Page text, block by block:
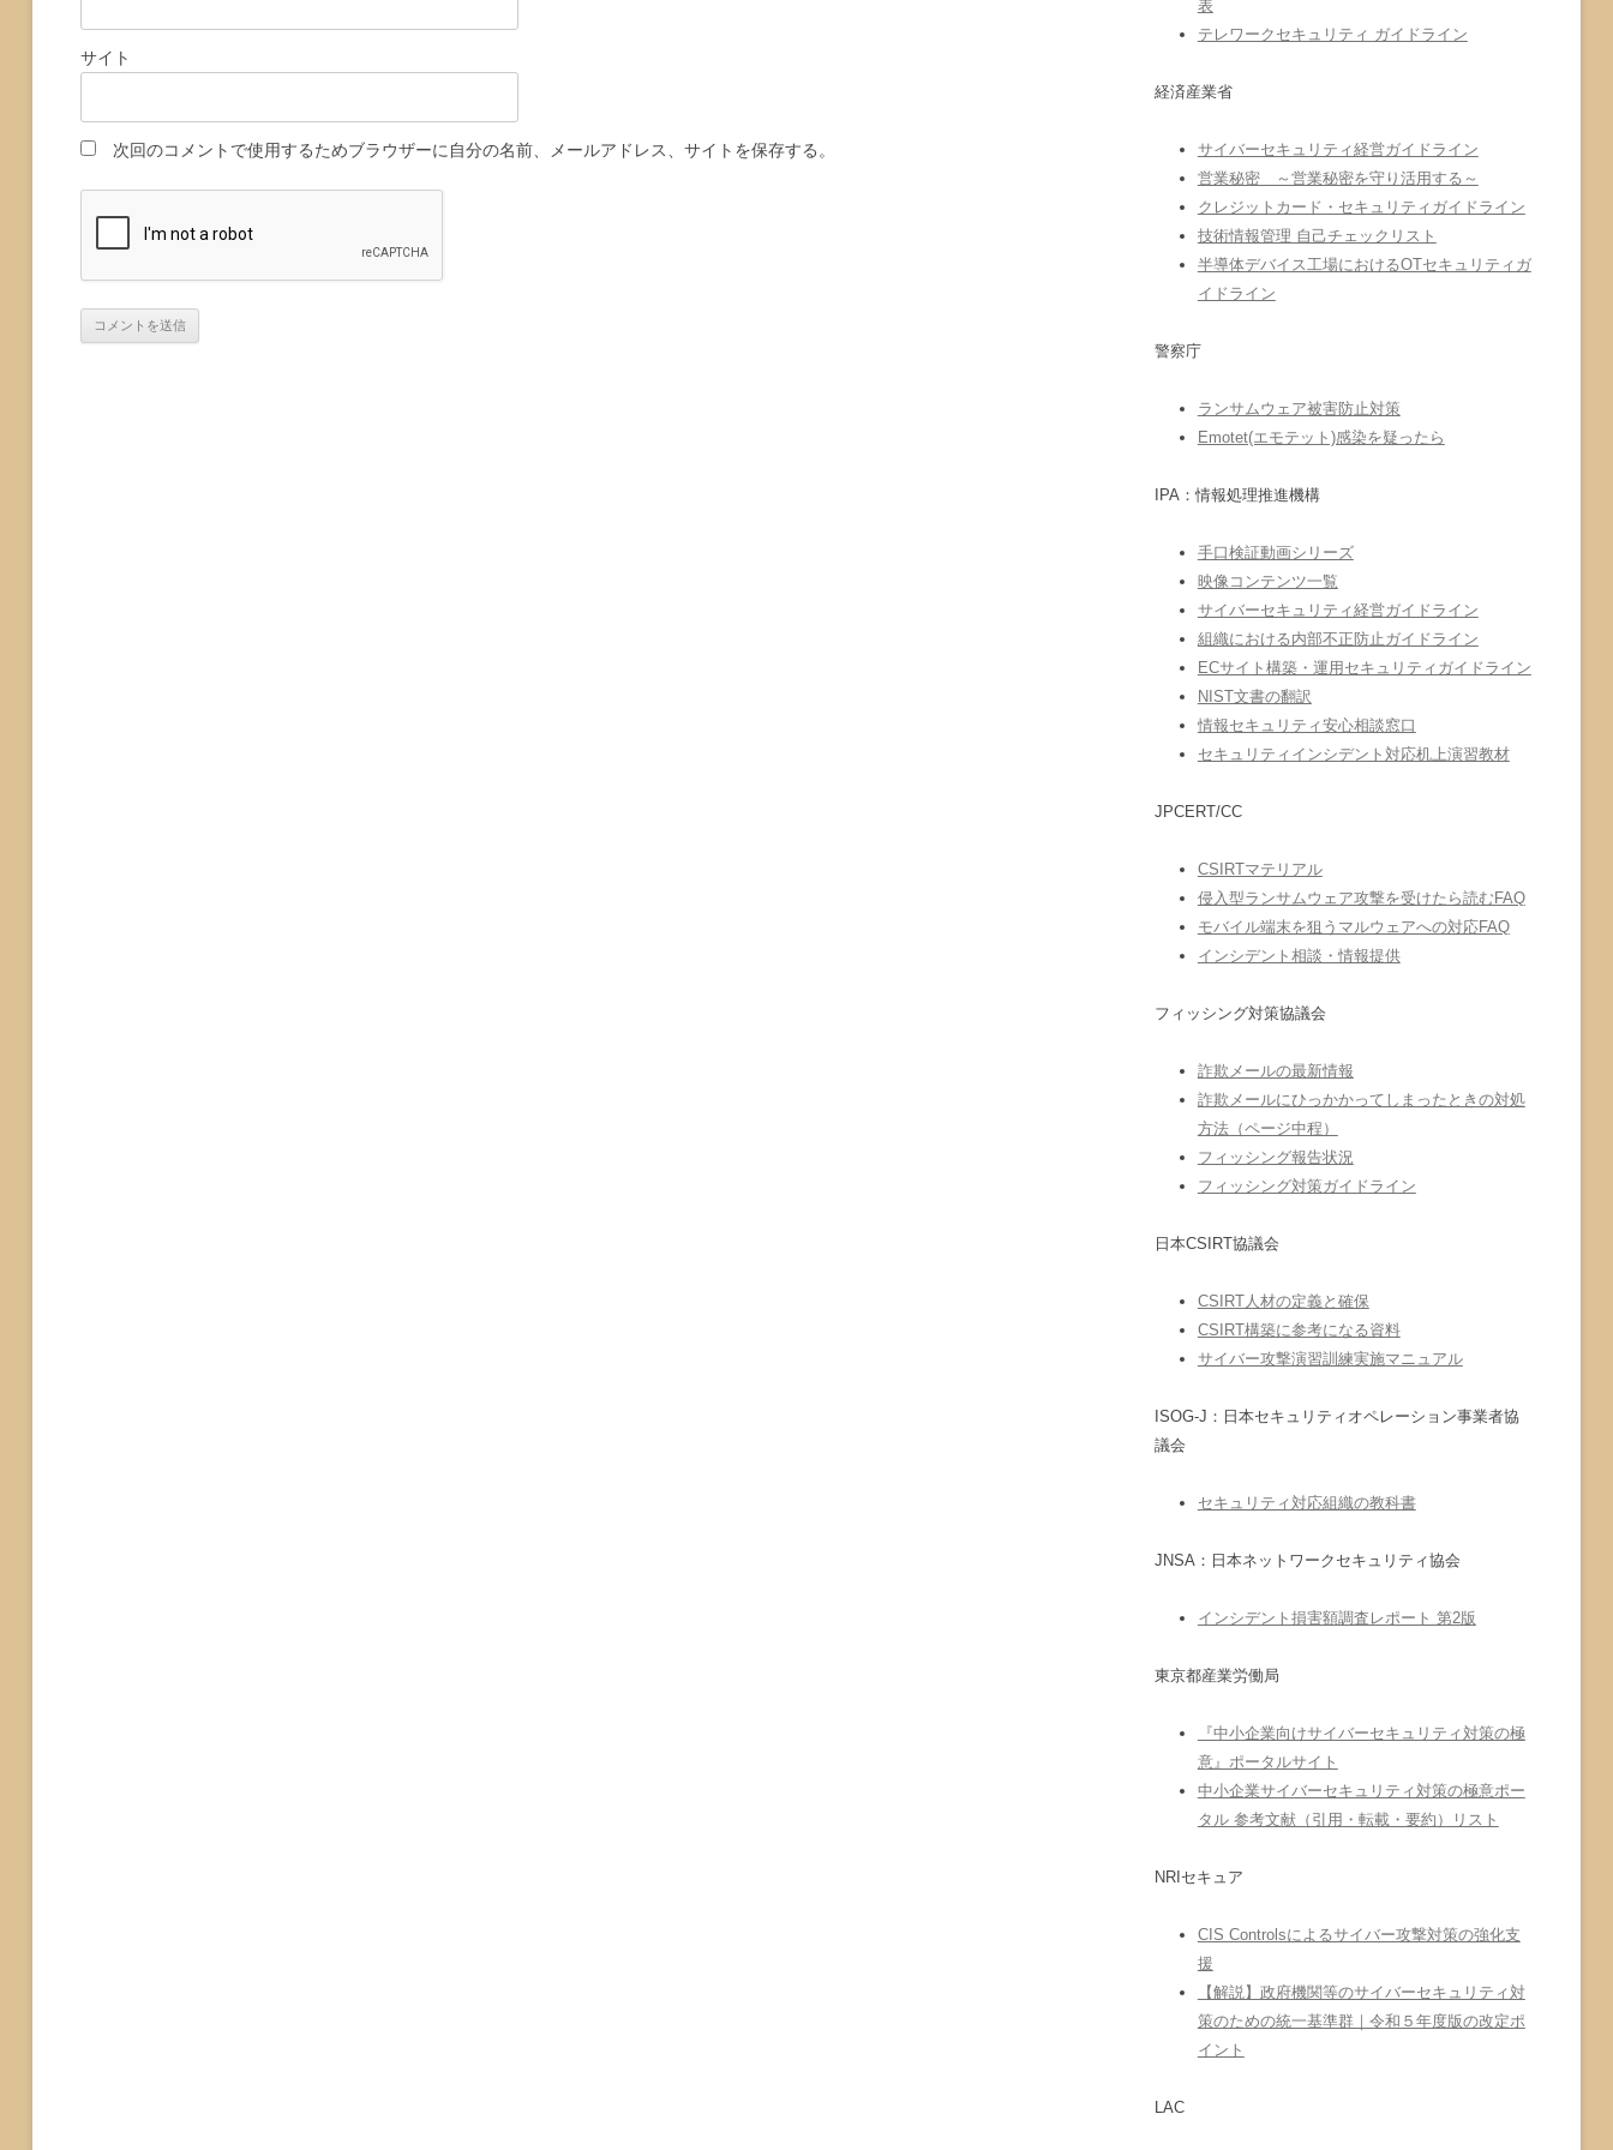
サイト
次回のコメントで使用するためブラウザーに自分の名前、メールアドレス、サイトを保存する。
表
テレワークセキュリティ ガイドライン
経済産業省
サイバーセキュリティ経営ガイドライン
営業秘密 ～営業秘密を守り活用する～
クレジットカード・セキュリティガイドライン
技術情報管理 自己チェックリスト
半導体デバイス工場におけるOTセキュリティガ
イドライン
警察庁
ランサムウェア被害防止対策
Emotet(エモテット)感染を疑ったら
IPA：情報処理推進機構
手口検証動画シリーズ
映像コンテンツ一覧
サイバーセキュリティ経営ガイドライン
組織における内部不正防止ガイドライン
ECサイト構築・運用セキュリティガイドライン
NIST文書の翻訳
情報セキュリティ安心相談窓口
セキュリティインシデント対応机上演習教材
JPCERT/CC
CSIRTマテリアル
侵入型ランサムウェア攻撃を受けたら読むFAQ
モバイル端末を狙うマルウェアへの対応FAQ
インシデント相談・情報提供
フィッシング対策協議会
詐欺メールの最新情報
詐欺メールにひっかかってしまったときの対処
方法（ページ中程）
フィッシング報告状況
フィッシング対策ガイドライン
日本CSIRT協議会
CSIRT人材の定義と確保
CSIRT構築に参考になる資料
サイバー攻撃演習訓練実施マニュアル
ISOG-J：日本セキュリティオペレーション事業者協
議会
セキュリティ対応組織の教科書
JNSA：日本ネットワークセキュリティ協会
インシデント損害額調査レポート 第2版
東京都産業労働局
『中小企業向けサイバーセキュリティ対策の極
意』ポータルサイト
中小企業サイバーセキュリティ対策の極意ポー
タル 参考文献（引用・転載・要約）リスト
NRIセキュア
CIS Controlsによるサイバー攻撃対策の強化支
援
【解説】政府機関等のサイバーセキュリティ対
策のための統一基準群｜令和５年度版の改定ポ
イント
LAC